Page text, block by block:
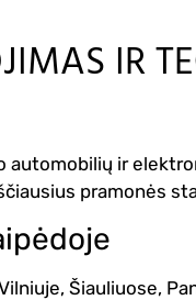
IR
automobilių ir
pramonės
Šiauliuose,